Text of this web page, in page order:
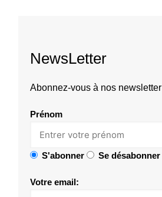
NewsLetter
Abonnez-vous à nos newsletter
Prénom
S'abonner Se désabonner
Votre email: